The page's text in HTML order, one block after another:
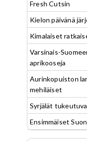
Fresh Cutsin
Kielon päivänä
Kimalaiset
Varsinais-
aprikooseja
Aurinkopuiston
mehiläiset
Syrjälät
Ensimmäiset